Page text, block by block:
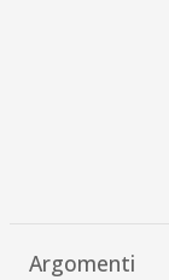
Argomenti